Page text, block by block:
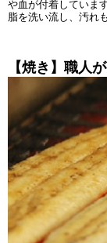
や血が付着していま
脂を洗い流し、汚れ
【焼き】職人